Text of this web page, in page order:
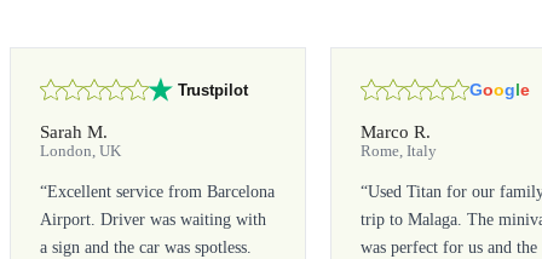
Trustpilot
Sarah M.
London, UK
“Excellent service from Barcelona
Airport. Driver was waiting with
a sign and the car was spotless.
Google
Marco R.
Rome, Italy
“Used Titan for our
trip to Malaga. The
was perfect for us and the